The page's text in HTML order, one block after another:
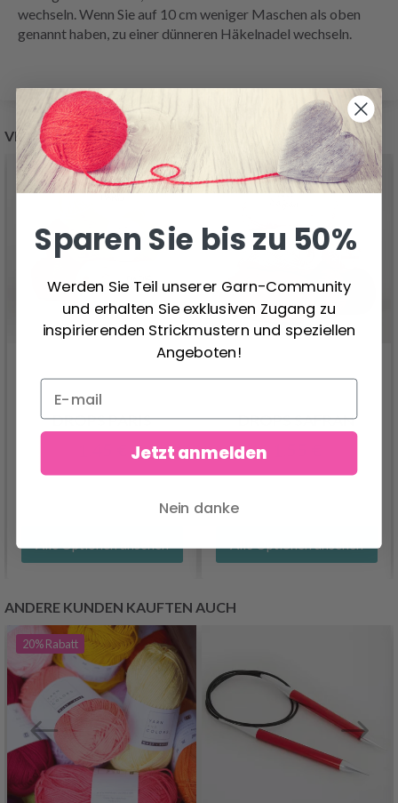
wechseln. Wenn Sie auf 10 cm weniger Maschen als oben
genannt haben, zu einer dünneren Häkelnadel wechseln.
VERWANDTE PRODUKTE
DROPS PARIS
Alle Optionen ansehen
DROPS SAFRAN
Alle Optionen ansehen
ANDERE KUNDEN KAUFTEN AUCH
20%Rabatt
Sparen Sie bis zu 50%
Werden Sie Teil unserer Garn-Community
und erhalten Sie exklusiven Zugang zu
inspirierenden Strickmustern und speziellen
Angeboten!
Jetzt anmelden
Nein danke